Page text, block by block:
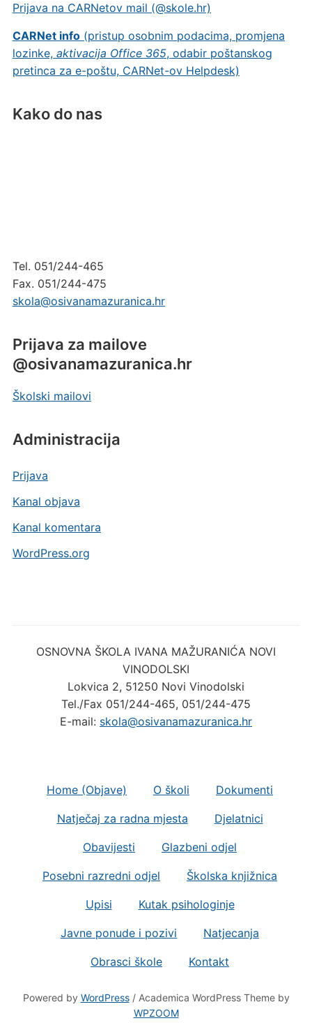
Prijava na CARNetov mail (@skole.hr)
CARNet info(pristup osobnim podacima, promjena
lozinke, aktivacija Office 365, odabir poštanskog
pretinca za e-poštu, CARNet-ov Helpdesk)
Kako do nas
Tel. 051/244-465
Fax. 051/244-475
skola@osivanamazuranica.hr
Prijava za mailove
@osivanamazuranica.hr
Školski mailovi
Administracija
Prijava
Kanal objava
Kanal komentara
WordPress.org
OSNOVNA ŠKOLA IVANA MAŽURANIĆA NOVI
VINODOLSKI
Lokvica 2, 51250 Novi Vinodolski
Tel./Fax 051/244-465, 051/244-475
E-mail: skola@osivanamazuranica.hr
Home (Objave) O školi Dokumenti
Natječaj za radna mjesta Djelatnici
Obavijesti Glazbeni odjel
Posebni razredni odjel Školska knjižnica
Upisi Kutak psihologinje
Javne ponude i pozivi Natjecanja
Obrasci škole Kontakt
Powered by WordPress/ Academica WordPress Theme by
WPZOOM